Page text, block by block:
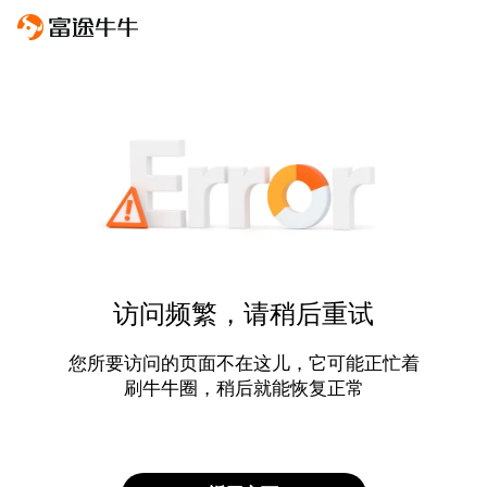
访问频繁，请稍后重试
您所要访问的页面不在这儿，它可能正忙着
刷牛牛圈，稍后就能恢复正常